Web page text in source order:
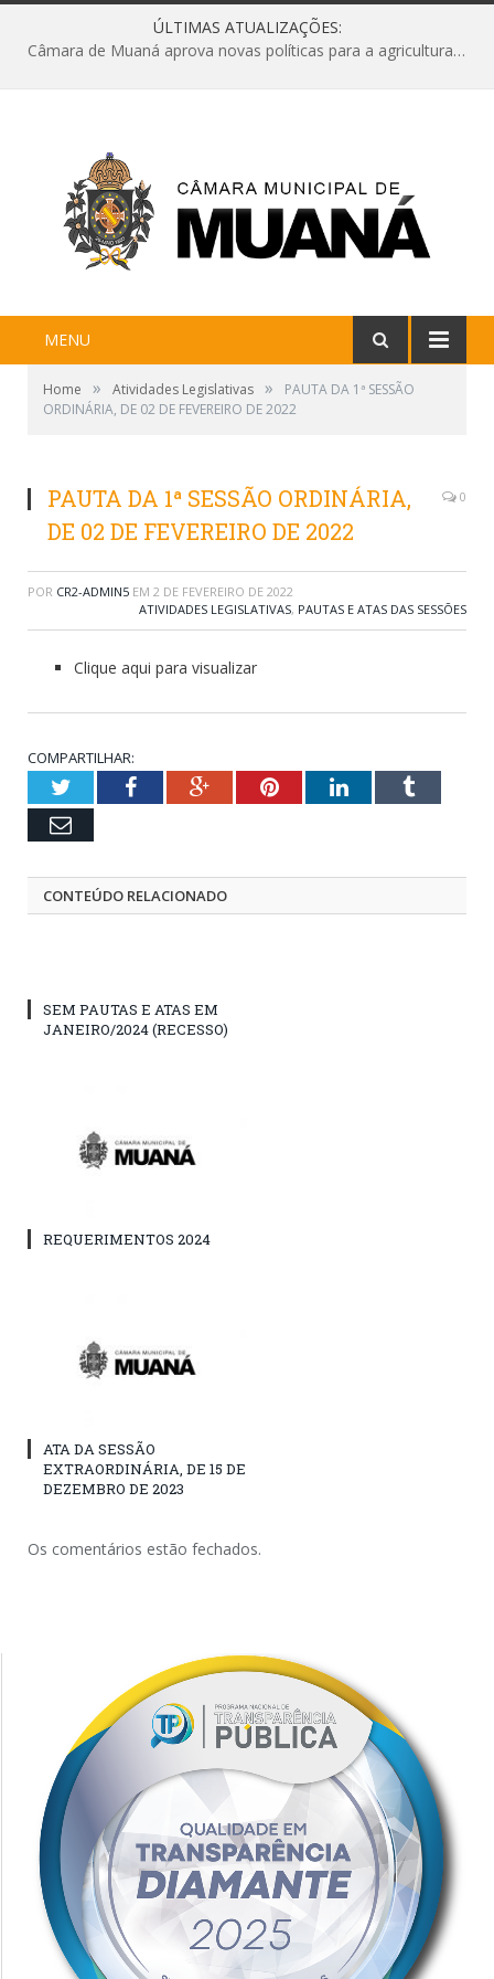
ÚLTIMAS ATUALIZAÇÕES:
Câmara de Muaná aprova novas políticas para a agricultura e solicita reforma da Ponte do Reduto
MENU
Home » Atividades Legislativas »
PAUTA DA 1ª SESSÃO
ORDINÁRIA, DE 02 DE FEVEREIRO DE 2022
PAUTA DA 1ª SESSÃO ORDINÁRIA,
DE 02 DE FEVEREIRO DE 2022
0
POR CR2-ADMIN5 EM 2 DE FEVEREIRO DE 2022
ATIVIDADES LEGISLATIVAS, PAUTAS E ATAS DAS SESSÕES
Clique aqui para visualizar
COMPARTILHAR:
TwitterFacebookGoogle+PinterestLinkedInTumblr
Email
CONTEÚDO RELACIONADO
SEM PAUTAS E ATAS EM
JANEIRO/2024 (RECESSO)
REQUERIMENTOS 2024
ATA DA SESSÃO
EXTRAORDINÁRIA, DE 15 DE
DEZEMBRO DE 2023
Os comentários estão fechados.